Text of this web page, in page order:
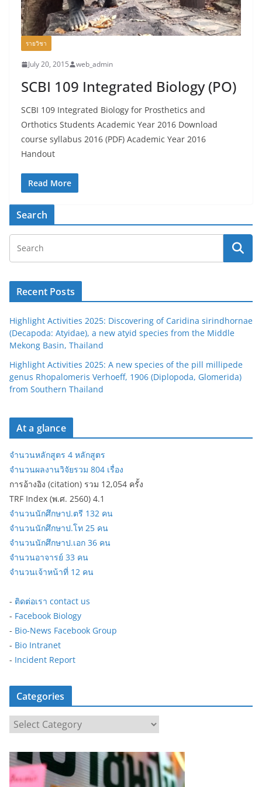
รายวิชา
July 20, 2015 web_admin
SCBI 109 Integrated Biology (PO)
SCBI 109 Integrated Biology for Prosthetics and
Orthotics Students Academic Year 2016 Download
course syllabus 2016 (PDF) Academic Year 2016
Handout
Read More
Search
Recent Posts
Highlight Activities 2025: Discovering of Caridina sirindhornae
(Decapoda: Atyidae), a new atyid species from the Middle
Mekong Basin, Thailand
Highlight Activities 2025: A new species of the pill millipede
genus Rhopalomeris Verhoeff, 1906 (Diplopoda, Glomerida)
from Southern Thailand
At a glance
จำนวนหลักสูตร 4 หลักสูตร
จำนวนผลงานวิจัยรวม 804 เรื่อง
การอ้างอิง (citation) รวม 12,054 ครั้ง
TRF Index (พ.ศ. 2560) 4.1
จำนวนนักศึกษาป.ตรี 132 คน
จำนวนนักศึกษาป.โท 25 คน
จำนวนนักศึกษาป.เอก 36 คน
จำนวนอาจารย์ 33 คน
จำนวนเจ้าหน้าที่ 12 คน
- ติดต่อเรา contact us
- Facebook Biology
- Bio-News Facebook Group
- Bio Intranet
- Incident Report
Categories
t
e
g